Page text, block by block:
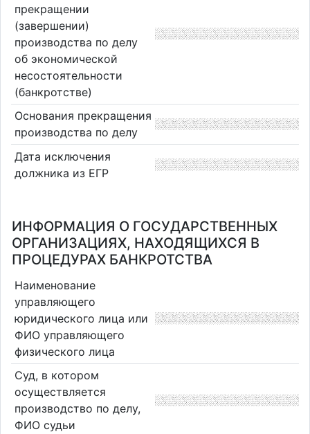
прекращении
(завершении)
производства по делу
об экономической
несостоятельности
(банкротстве)
Основания прекращения
производства по делу
Дата исключения
должника из ЕГР
ИНФОРМАЦИЯ О ГОСУДАРСТВЕННЫХ
ОРГАНИЗАЦИЯХ, НАХОДЯЩИХСЯ В
ПРОЦЕДУРАХ БАНКРОТСТВА
Наименование
управляющего
юридического лица или
ФИО управляющего
физического лица
Суд, в котором
осуществляется
производство по делу,
ФИО судьи